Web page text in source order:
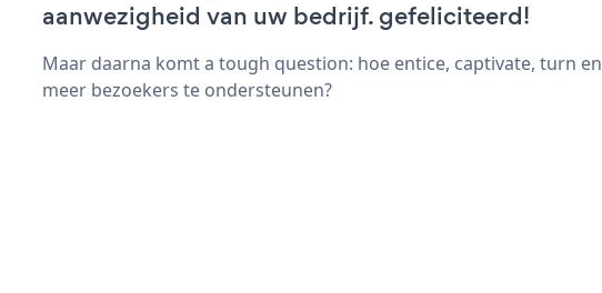
aanwezigheid van uw bedrijf. gefeliciteerd!
Maar daarna komt a tough question: hoe entice, captivate, turn en
meer bezoekers te ondersteunen?